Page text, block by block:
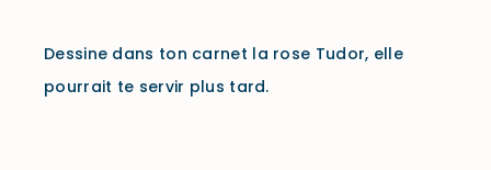
Dessine dans ton carnet la rose Tudor, elle
pourrait te servir plus tard.